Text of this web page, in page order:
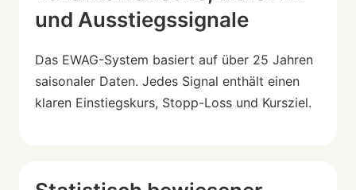
und Ausstiegssignale
Das EWAG-System basiert auf über 25 Jahren
saisonaler Daten. Jedes Signal enthält einen
klaren Einstiegskurs, Stopp-Loss und Kursziel.